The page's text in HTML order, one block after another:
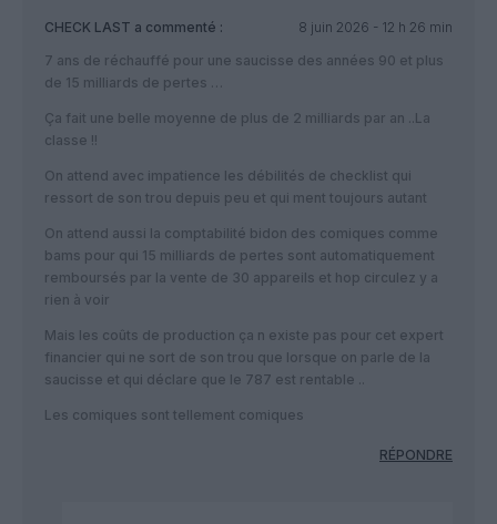
CHECK LAST a commenté :
8 juin 2026 - 12 h 26 min
7 ans de réchauffé pour une saucisse des années 90 et plus
de 15 milliards de pertes …
Ça fait une belle moyenne de plus de 2 milliards par an ..La
classe !!
On attend avec impatience les débilités de checklist qui
ressort de son trou depuis peu et qui ment toujours autant
On attend aussi la comptabilité bidon des comiques comme
bams pour qui 15 milliards de pertes sont automatiquement
remboursés par la vente de 30 appareils et hop circulez y a
rien à voir
Mais les coûts de production ça n existe pas pour cet expert
financier qui ne sort de son trou que lorsque on parle de la
saucisse et qui déclare que le 787 est rentable ..
Les comiques sont tellement comiques
RÉPONDRE